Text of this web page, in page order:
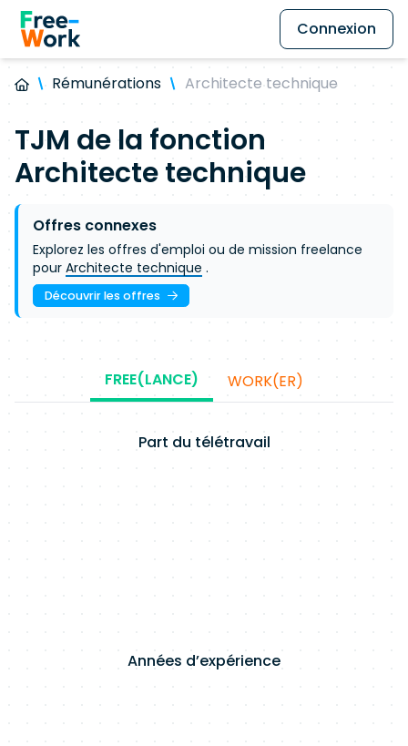
Connexion
Rémunérations Architecte technique
TJM de la fonction
Architecte technique
Offres connexes
Explorez les offres d'emploi ou de mission freelance
pour Architecte technique .
Découvrir les offres
FREE(LANCE) WORK(ER)
Part du télétravail
Années d’expérience